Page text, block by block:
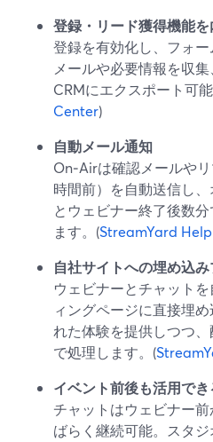
登録・リード獲得機能を
登録を有効化し、フォ
メールや必要情報を収
CRMにエクスポート可
Center)
自動メール通知
On‑Airは確認メールや
時間前）を自動送信し
とウェビナー終了後数
ます。(StreamYard
自社サイトへの埋め込
ウェビナーとチャット
ィングページに直接埋
れた体験を提供しつつ
で処理します。(
イベント前後も活用で
チャットはウェビナー
ばらく継続可能。スタ